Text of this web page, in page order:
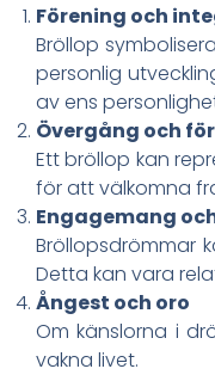
Förening och
Bröllop
personlig
av ens
Övergång och
Ett bröllop kan
för att välkomna
Engagemang
Bröllopsdrömmar
Detta kan vara
Ångest och oro
Om känslorna i
vakna livet.